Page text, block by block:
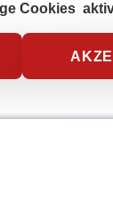
Cookies